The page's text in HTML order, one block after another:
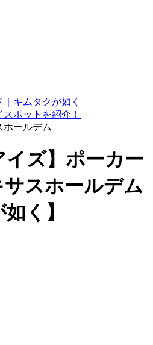
キムタクが如く
ポットを紹介！
ホールデム
イズ】ポーカー
スホールデム
く】